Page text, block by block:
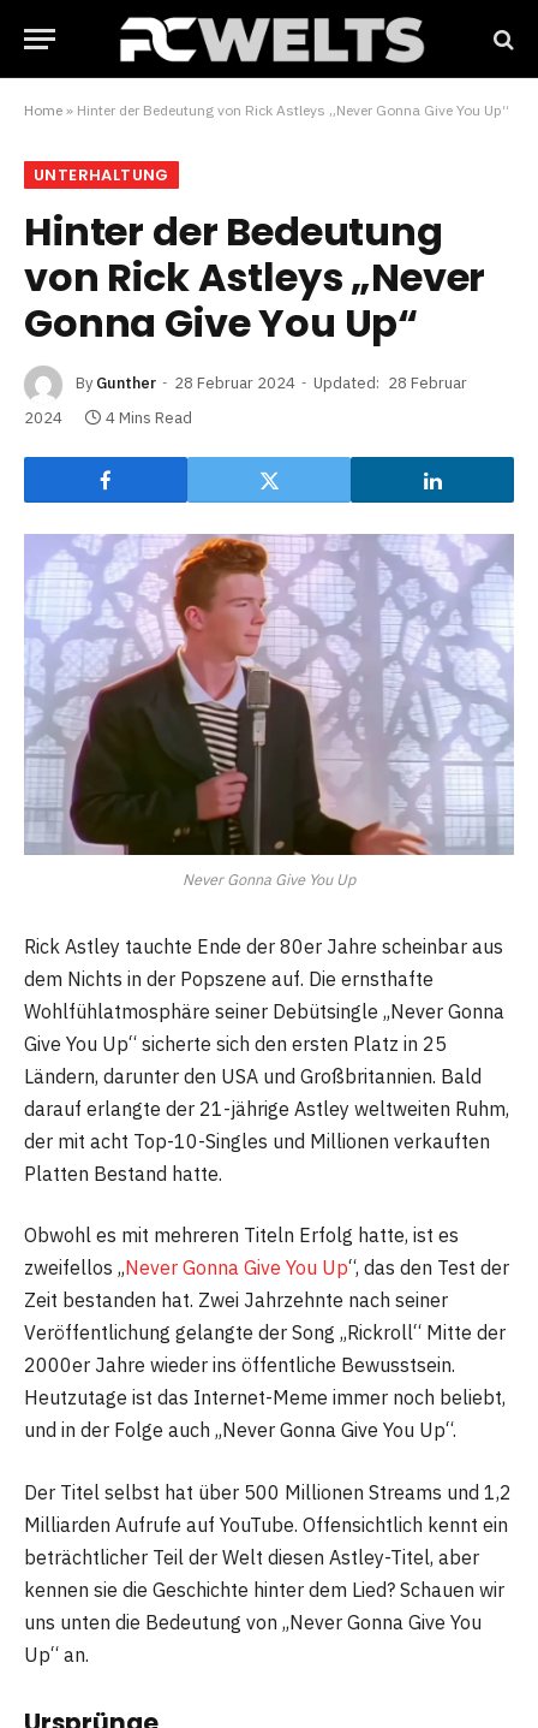
Home » Hinter der Bedeutung von Rick Astleys „Never Gonna Give You Up“
UNTERHALTUNG
Hinter der Bedeutung
von Rick Astleys „Never
Gonna Give You Up“
By Gunther 28 Februar 2024 Updated: 28 Februar
2024
4 Mins Read
Never Gonna Give You Up
Rick Astley tauchte Ende der 80er Jahre scheinbar aus
dem Nichts in der Popszene auf. Die ernsthafte
Wohlfühlatmosphäre seiner Debütsingle „Never Gonna
Give You Up“ sicherte sich den ersten Platz in 25
Ländern, darunter den USA und Großbritannien. Bald
darauf erlangte der 21-jährige Astley weltweiten Ruhm,
der mit acht Top-10-Singles und Millionen verkauften
Platten Bestand hatte.
Obwohl es mit mehreren Titeln Erfolg hatte, ist es
zweifellos „Never Gonna Give You Up“, das den Test der
Zeit bestanden hat. Zwei Jahrzehnte nach seiner
Veröffentlichung gelangte der Song „Rickroll“ Mitte der
2000er Jahre wieder ins öffentliche Bewusstsein.
Heutzutage ist das Internet-Meme immer noch beliebt,
und in der Folge auch „Never Gonna Give You Up“.
Der Titel selbst hat über 500 Millionen Streams und 1,2
Milliarden Aufrufe auf YouTube. Offensichtlich kennt ein
beträchtlicher Teil der Welt diesen Astley-Titel, aber
kennen sie die Geschichte hinter dem Lied? Schauen wir
uns unten die Bedeutung von „Never Gonna Give You
Up“ an.